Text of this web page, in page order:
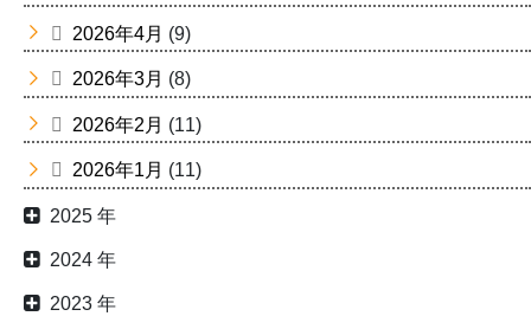
2026年4月 (9)
2026年3月 (8)
2026年2月 (11)
2026年1月 (11)
2025 年
2024 年
2023 年